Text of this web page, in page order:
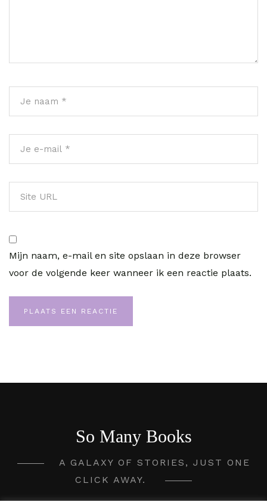
Mijn naam, e-mail en site opslaan in deze browser
voor de volgende keer wanneer ik een reactie plaats.
So Many Books
A GALAXY OF STORIES, JUST ONE
CLICK AWAY.